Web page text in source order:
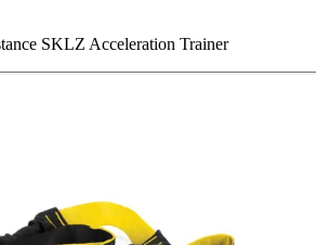
SKLZ Acceleration Trainer